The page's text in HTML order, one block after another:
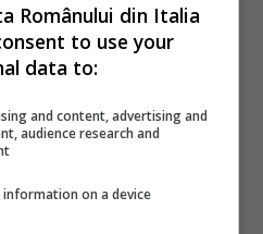
Românului din Italia
to use your
data to:
and content, advertising and
audience research and
on a device